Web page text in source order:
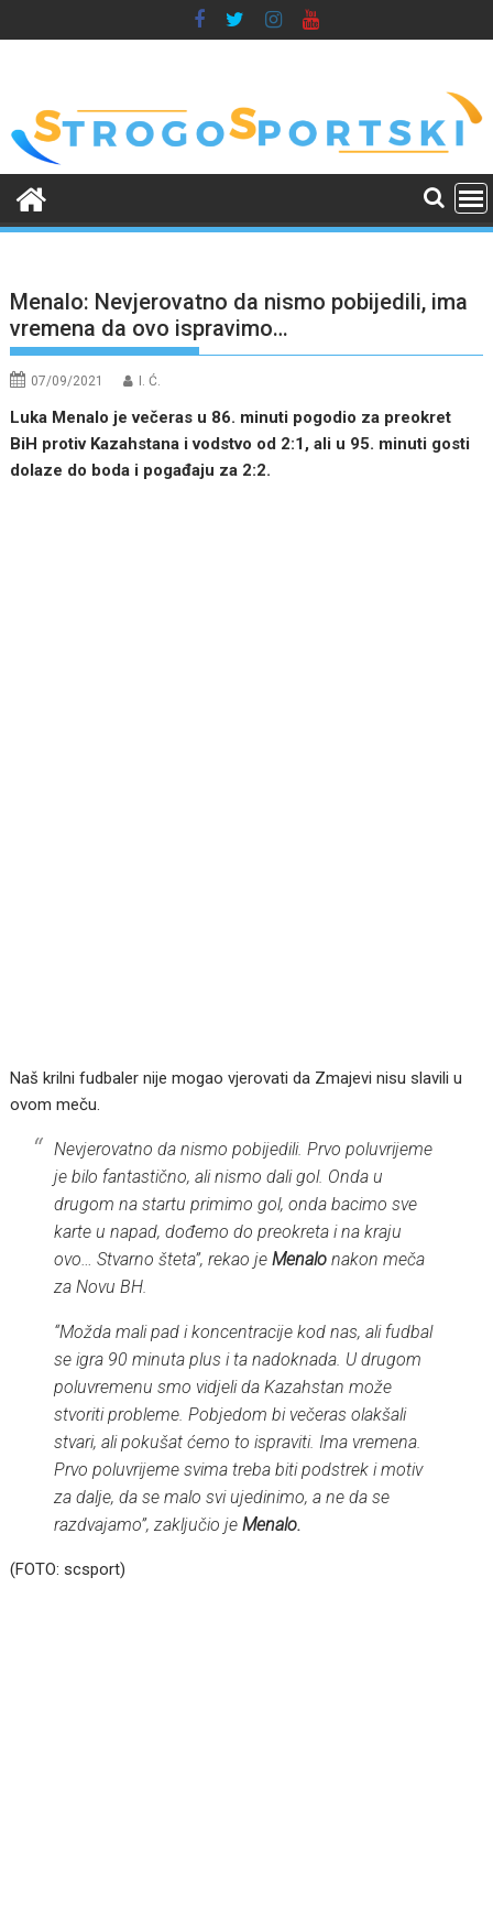
to
Menalo: Nevjerovatno da nismo pobijedili, ima
vremena da ovo ispravimo…
07/09/2021 I. Ć.
Luka Menalo je večeras u 86. minuti pogodio za preokret
BiH protiv Kazahstana i vodstvo od 2:1, ali u 95. minuti gosti
dolaze do boda i pogađaju za 2:2.
Naš krilni fudbaler nije mogao vjerovati da Zmajevi nisu slavili u
ovom meču.
Nevjerovatno da nismo pobijedili. Prvo poluvrijeme
je bilo fantastično, ali nismo dali gol. Onda u
drugom na startu primimo gol, onda bacimo sve
karte u napad, dođemo do preokreta i na kraju
ovo… Stvarno šteta”, rekao jeMenalo nakon meča
za Novu BH.
“Možda mali pad i koncentracije kod nas, ali fudbal
se igra 90 minuta plus i ta nadoknada. U drugom
poluvremenu smo vidjeli da Kazahstan može
stvoriti probleme. Pobjedom bi večeras olakšali
stvari, ali pokušat ćemo to ispraviti. Ima vremena.
Prvo poluvrijeme svima treba biti podstrek i motiv
za dalje, da se malo svi ujedinimo, a ne da se
razdvajamo”, zaključio jeMenalo.
(FOTO: scsport)